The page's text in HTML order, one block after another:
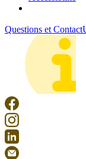
Questions et Contact